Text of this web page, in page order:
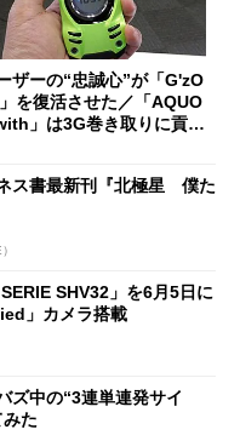
ザーの“忠誠心”が「G'zO
を復活させた／「AQUO
」は3G巻き取りに貢献
ス書最新刊『北極星 僕た
SHV32」を6月5日に
」カメラ搭載
ズ中の“3連単連発サイ
みた